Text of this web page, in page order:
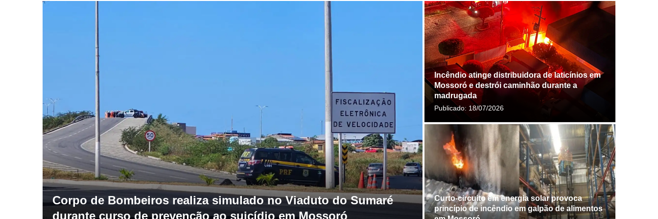
Corpo de Bombeiros realiza simulado no Viaduto do Sumaré
durante curso de prevenção ao suicídio em Mossoró
Incêndio atinge distribuidora de laticínios em
Mossoró e destrói caminhão durante a
madrugada
Publicado: 18/07/2026
Curto-circuito em energia solar provoca
princípio de incêndio em galpão de alimentos